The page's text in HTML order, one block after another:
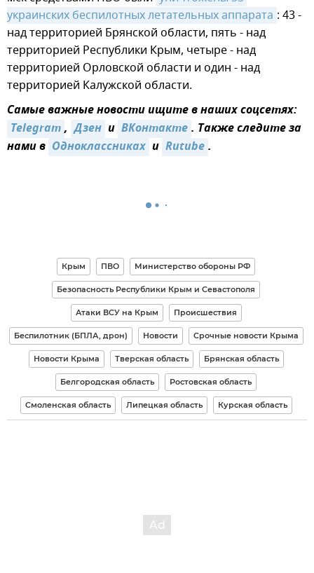
украинских беспилотных летательных аппарата : 43 -
над территорией Брянской области, пять - над
территорией Республики Крым, четыре - над
территорией Орловской области и один - над
территорией Калужской области.
Самые важные новости ищите в наших соцсетях:
Telegram, Дзен и ВКонтакте. Также следите за
нами в Одноклассниках и Rutube.
Крым ПВО Министерство обороны РФ
Безопасность Республики Крым и Севастополя
Атаки ВСУ на Крым Происшествия
Беспилотник (БПЛА, дрон) Новости Срочные новости Крыма
Новости Крыма Тверская область Брянская область
Белгородская область Ростовская область
Смоленская область Липецкая область Курская область